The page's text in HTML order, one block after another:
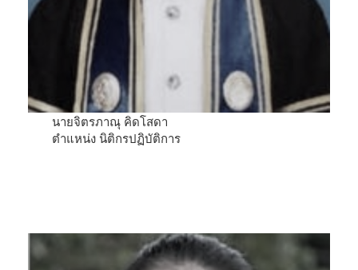
นายจิตรภาณุ คิดโสดา
ตำแหน่ง นิติกรปฏิบัติการ